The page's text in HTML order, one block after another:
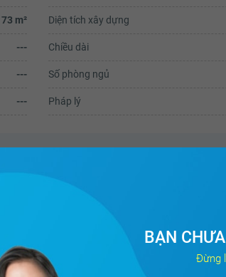
73 m²
---
---
---
Diện tích xây dựng
Chiều dài
Số phòng ngủ
Pháp lý
Nguyễn Tri Phương, Phường 5, Quận 10.
10. Thuận lợi kinh doanh công ty dịch vụ, kinh
Thuận lợi đi lại các Quận trung tâm: 1, 3, 5, 11.
ngân hàng, siêu thị, cao ốc, tòa nhà, trường học,
BẠN
Đừng